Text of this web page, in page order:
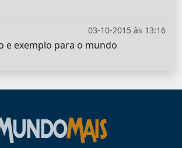
03-10-2015 às 13:16
e exemplo para o mundo